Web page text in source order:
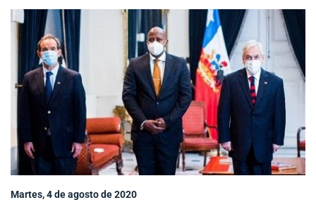
Subsecretaría de Relaciones Económicas
Internacionales
Sala de prensa
modo claro
Martes, 4 de agosto de 2020